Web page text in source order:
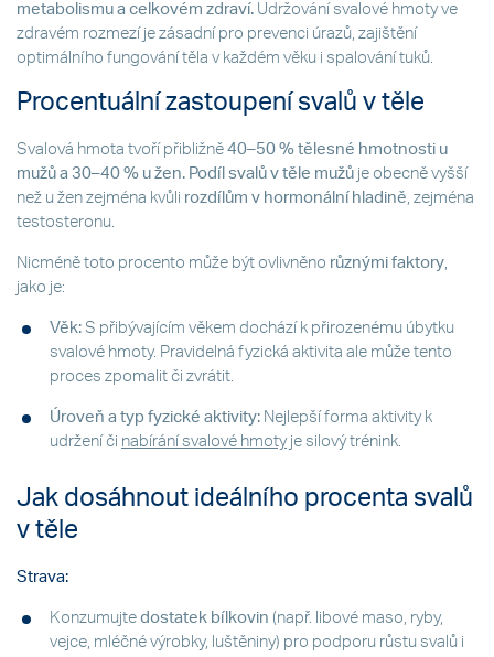
metabolismu a celkovém zdraví. Udržování svalové hmoty ve
zdravém rozmezí je zásadní pro prevenci úrazů, zajištění
optimálního fungování těla v každém věku i spalování tuků.
Procentuální zastoupení svalů v těle
Svalová hmota tvoří přibližně 40–50 % tělesné hmotnosti u
mužů a 30–40 % u žen. Podíl svalů v těle mužů je obecně vyšší
než u žen zejména kvůli rozdílům v hormonální hladině, zejména
testosteronu.
Nicméně toto procento může být ovlivněno různými faktory,
jako je:
Věk: S přibývajícím věkem dochází k přirozenému úbytku
svalové hmoty. Pravidelná fyzická aktivita ale může tento
proces zpomalit či zvrátit.
Úroveň a typ fyzické aktivity: Nejlepší forma aktivity k
udržení či nabírání svalové hmotyje silový trénink.
Jak dosáhnout ideálního procenta svalů
v těle
Strava:
Konzumujte dostatek bílkovin (např. libové maso, ryby,
vejce, mléčné výrobky, luštěniny) pro podporu růstu svalů i